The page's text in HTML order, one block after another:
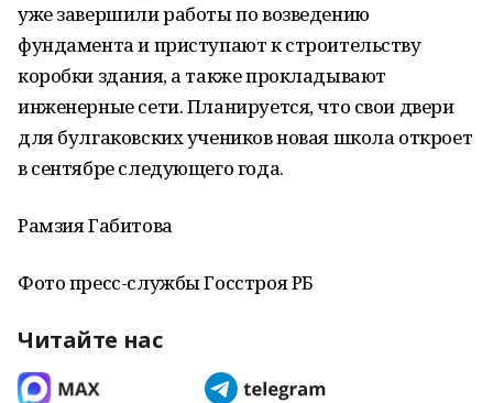
уже завершили работы по возведению
фундамента и приступают к строительству
коробки здания, а также прокладывают
инженерные сети. Планируется, что свои двери
для булгаковских учеников новая школа откроет
в сентябре следующего года.
Рамзия Габитова
Фото пресс-службы Госстроя РБ
Читайте нас